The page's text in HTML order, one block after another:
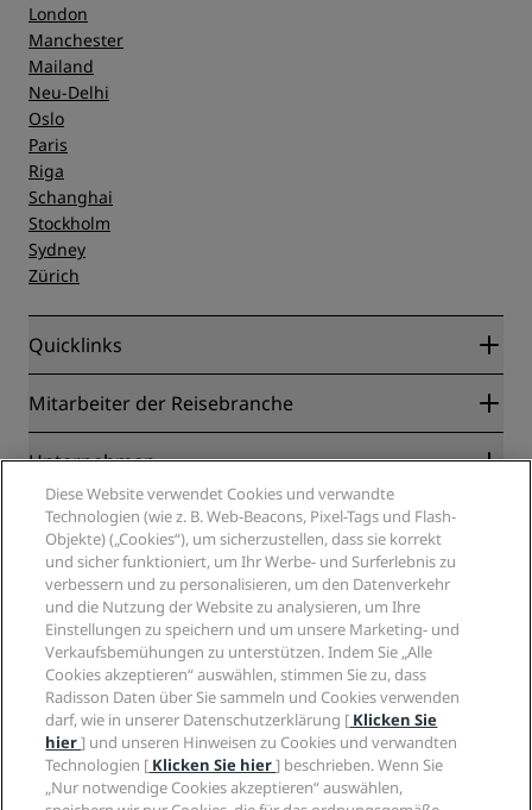
London
Manchester
Mailand
Neu-Delhi
Oslo
Paris
Riga
Schanghai
Stockholm
Sydney
Zürich
Quicklinks
Radisson Rewards
Blog
Neue und aufstrebende Hotels
Radisson Hotels APP
„Sports Approved“-Hotels
Familienfreundliche Hotels
Gesundheit & Sicherheit
Mitarbeiter der Reisebranche
Partner
Reisebüros
Unternehmen
Radisson Hotel Group
Medien
Karriere RHG
Karriere PPHE
Karrieren EHL
The Club by RHG
Entwicklungsmöglichkeiten
Responsible Business – Unser Engagement
Einkauf
Rechtliches
Privacy Centre
Rechtliche Hinweise
Radisson Rewards Geschäftsbedingungen
Website-Nutzungsvereinbarung
Digitale Barrierefreiheit
Moderne Sklaverei – Erklärung
Hilfe
Verbrauchermeldungen
Kontakt
FAQ
Inhaltsübersicht
Soziale Medien
Marken von Radisson Hotels
Diese Website verwendet Cookies und verwandte
Technologien (wie z. B. Web-Beacons, Pixel-Tags und Flash-
Objekte) („Cookies“), um sicherzustellen, dass sie korrekt
und sicher funktioniert, um Ihr Werbe- und Surferlebnis zu
verbessern und zu personalisieren, um den Datenverkehr
und die Nutzung der Website zu analysieren, um Ihre
Einstellungen zu speichern und um unsere Marketing- und
Verkaufsbemühungen zu unterstützen. Indem Sie „Alle
Cookies akzeptieren“ auswählen, stimmen Sie zu, dass
Radisson Daten über Sie sammeln und Cookies verwenden
darf, wie in unserer Datenschutzerklärung [ Klicken Sie
hier] und unseren Hinweisen zu Cookies und verwandten
Technologien [ Klicken Sie hier] beschrieben. Wenn Sie
„Nur notwendige Cookies akzeptieren“ auswählen,